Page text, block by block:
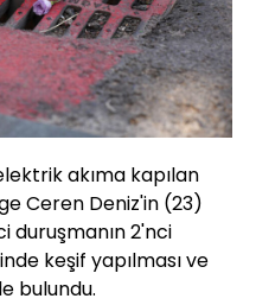
akıma kapılan
Ceren Deniz'in (23)
duruşmanın 2'nci
keşif yapılması ve
bulundu.